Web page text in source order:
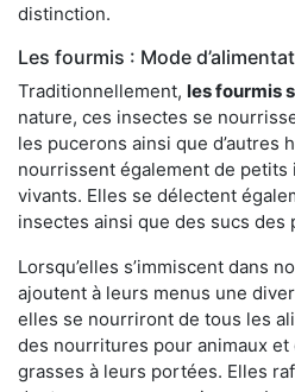
distinction.
Les fourmis : Mode
Traditionnellement, les fourmis
nature, ces insectes se
les pucerons ainsi que d’autres
nourrissent également de
vivants. Elles se délectent
insectes ainsi que des sucs des
Lorsqu’elles s’immiscent dans
ajoutent à leurs menus une
elles se nourriront de tous les
des nourritures pour animaux
grasses à leurs portées. Elles